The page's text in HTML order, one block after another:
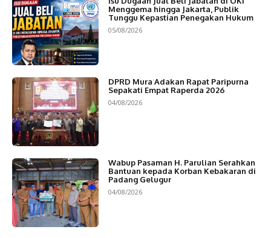
Menggema hingga Jakarta, Publik
Tunggu Kepastian Penegakan Hukum
05/08/2026
DPRD Mura Adakan Rapat Paripurna
Sepakati Empat Raperda 2026
04/08/2026
Wabup Pasaman H. Parulian Serahkan
Bantuan kepada Korban Kebakaran di
Padang Gelugur
04/08/2026